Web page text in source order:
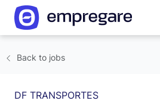
Back to jobs
DF TRANSPORTES